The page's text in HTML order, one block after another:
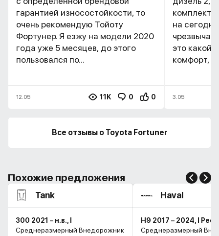
гарантией износостойкости, то
очень рекомендую Тойоту
Фортунер. Я езжу на модели 2020
года уже 5 месяцев, до этого
пользовался по...
12.05 11K 0 0
на
это какой-
комфорт,
3.05
Все отзывы о Toyota Fortuner
Похожие предложения
Tank
300 2021 – н.в., I
Среднеразмерный Внедорожник
Haval
H9 2017 – 2024, I
Среднеразмерный